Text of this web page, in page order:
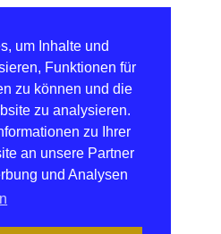
um Inhalte und
Funktionen für
zu können und die
zu analysieren.
zu Ihrer
an unsere Partner
und Analysen